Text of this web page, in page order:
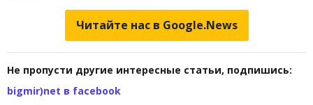
Читайте нас в Google.News
Не пропусти другие интересные статьи, подпишись:
bigmir)net в facebook